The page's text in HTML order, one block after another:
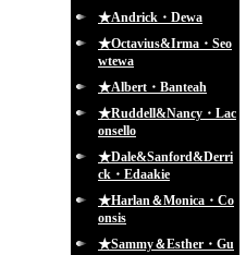
★Andrick・Dewa
★Octavius&Irma・Seo
wtewa
★Albert・Banteah
★Ruddell&Nancy・Lac
onsello
★Dale&Sanford&Derri
ck・Edaakie
★Harlan＆Monica・Co
onsis
★Sammy＆Esther・Gu